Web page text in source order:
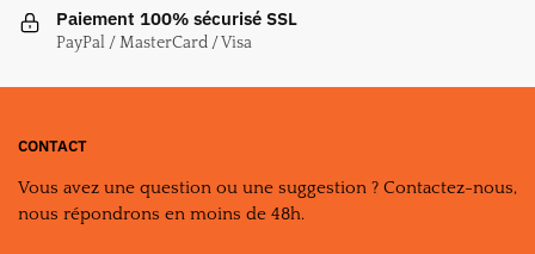
la
page
Paiement 100% sécurisé SSL
PayPal / MasterCard / Visa
CONTACT
Vous avez une question ou une suggestion ? Contactez-nous,
nous répondrons en moins de 48h.